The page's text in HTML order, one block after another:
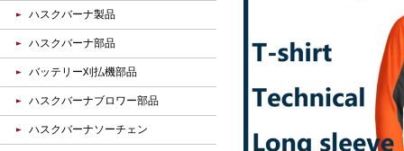
ハスクバーナ製品
ハスクバーナ部品
バッテリー刈払機部品
ハスクバーナブロワー部品
ハスクバーナソーチェン